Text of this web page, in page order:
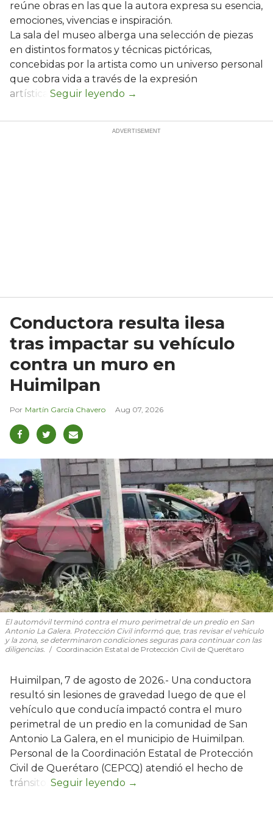
reúne obras en las que la autora expresa su esencia,
emociones, vivencias e inspiración.
La sala del museo alberga una selección de piezas
en distintos formatos y técnicas pictóricas,
concebidas por la artista como un universo personal
que cobra vida a través de la expresión
artística.
Conductora resulta ilesa
tras impactar su vehículo
contra un muro en
Huimilpan
Martín García Chavero Aug 07, 2026
El automóvil terminó contra el muro perimetral de un predio en San
Antonio La Galera. Protección Civil informó que, tras revisar el vehículo
y la zona, se determinaron condiciones seguras para continuar con las
diligencias.
Coordinación Estatal de Protección Civil de Querétaro
Huimilpan, 7 de agosto de 2026.- Una conductora
resultó sin lesiones de gravedad luego de que el
vehículo que conducía impactó contra el muro
perimetral de un predio en la comunidad de San
Antonio La Galera, en el municipio de Huimilpan.
Personal de la Coordinación Estatal de Protección
Civil de Querétaro (CEPCQ) atendió el hecho de
tránsito.